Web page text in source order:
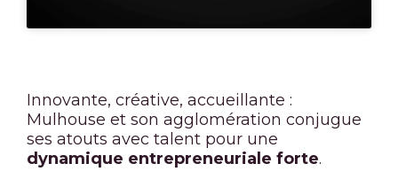
Innovante, créative, accueillante :
Mulhouse et son agglomération conjugue
ses atouts avec talent pour une
dynamique entrepreneuriale forte.